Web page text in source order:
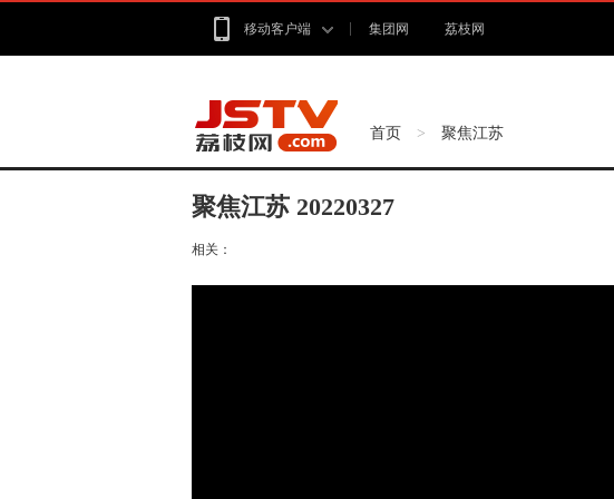
移动客户端 集团网 荔枝网
首页 > 聚焦江苏
聚焦江苏 20220327
相关：